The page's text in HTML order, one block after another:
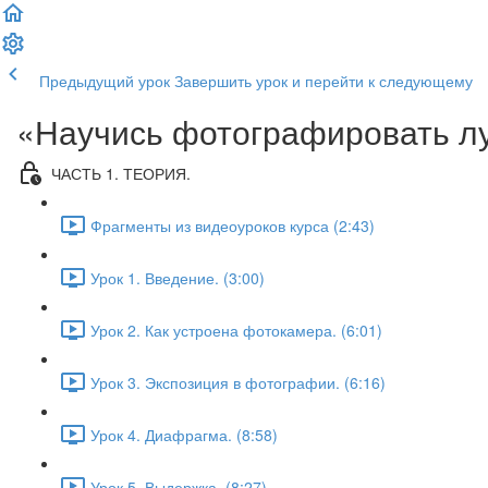
Предыдущий урок Завершить урок и перейти к следующему
«Научись фотографировать
ЧАСТЬ 1. ТЕОРИЯ.
Фрагменты из видеоуроков курса (2:43)
Урок 1. Введение. (3:00)
Урок 2. Как устроена фотокамера. (6:01)
Урок 3. Экспозиция в фотографии. (6:16)
Урок 4. Диафрагма. (8:58)